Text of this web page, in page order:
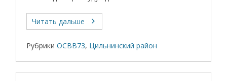
Читать дальше
Рубрики ОСВВ73, Цильнинский район